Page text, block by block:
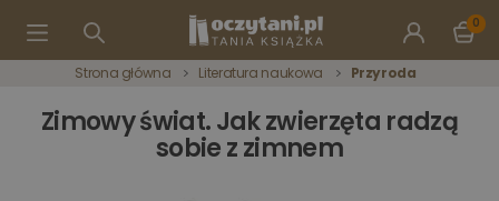
0
Strona główna Literatura naukowa Przyroda
Zimowy świat. Jak zwierzęta radzą
sobie z zimnem